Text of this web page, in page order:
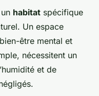
habitat spécifique
Un espace
être mental et
nécessitent un
et de